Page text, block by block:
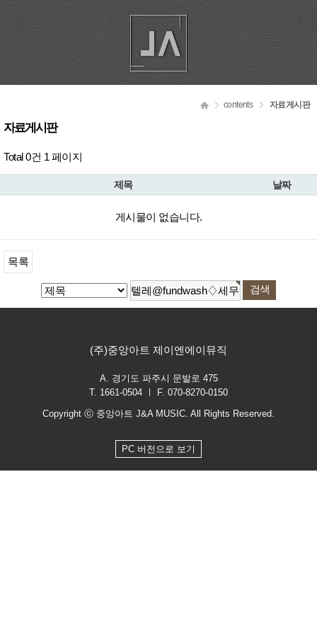
contents 자료게시판
자료게시판
Total 0건 1 페이지
제목 날짜
게시물이 없습니다.
목록
(주)중앙아트 제이엔에이뮤직
A. 경기도 파주시 문발로 475
T. 1661-0504 ㅣ F. 070-8270-0150
Copyright ⓒ 중앙아트 J&A MUSIC. All Rights Reserved.
PC 버전으로 보기